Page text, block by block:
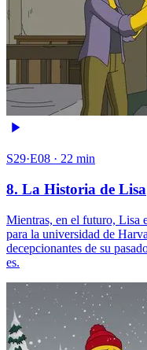
S29·E08 · 22 min
8. La Historia de Lisa
Mientras, en el futuro, Lisa
para la universidad de
decepcionantes de su
es.